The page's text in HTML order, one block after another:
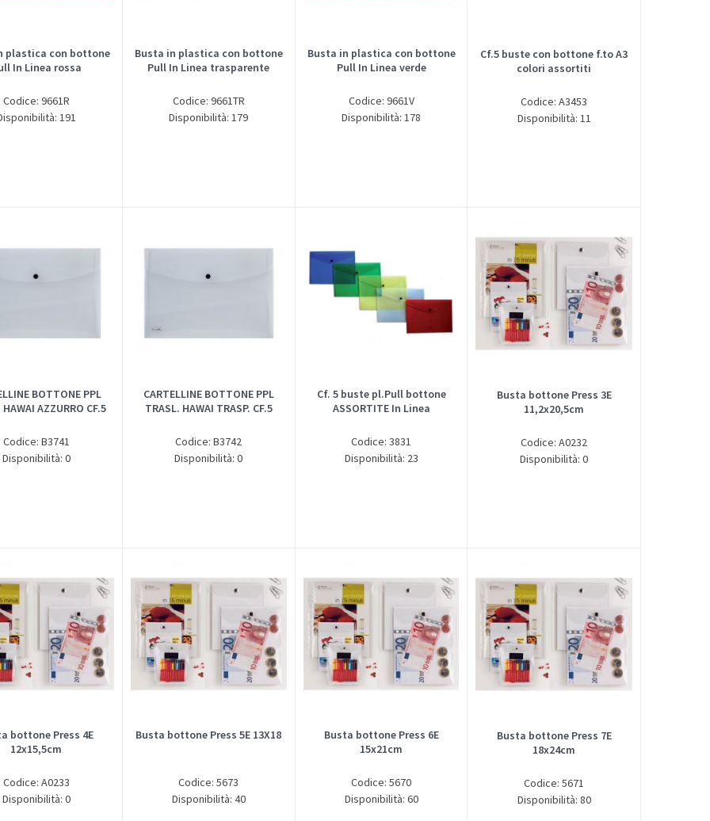
plastica con bottone
In Linea rossa
Codice: 9661R
191
Busta in plastica con bottone
Pull In Linea trasparente
Codice: 9661TR
Disponibilità: 179
Busta in plastica con bottone
Pull In Linea verde
Codice: 9661V
Disponibilità: 178
Cf.5 buste con bottone f.to A3
colori assortiti
Codice: A3453
Disponibilità: 11
BOTTONE PPL
AZZURRO CF.5
Codice: B3741
Disponibilità: 0
CARTELLINE BOTTONE PPL
TRASL. HAWAI TRASP. CF.5
Codice: B3742
Disponibilità: 0
Cf. 5 buste pl.Pull bottone
ASSORTITE In Linea
Codice: 3831
Disponibilità: 23
Busta bottone Press 3E
11,2x20,5cm
Codice: A0232
Disponibilità: 0
bottone Press 4E
12x15,5cm
Codice: A0233
Disponibilità: 0
Busta bottone Press 5E 13X18
Codice: 5673
Disponibilità: 40
Busta bottone Press 6E
15x21cm
Codice: 5670
Disponibilità: 60
Busta bottone Press 7E
18x24cm
Codice: 5671
Disponibilità: 80